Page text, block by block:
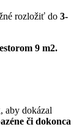
rozložiť do 3-
9 m2.
aby dokázal
či dokonca